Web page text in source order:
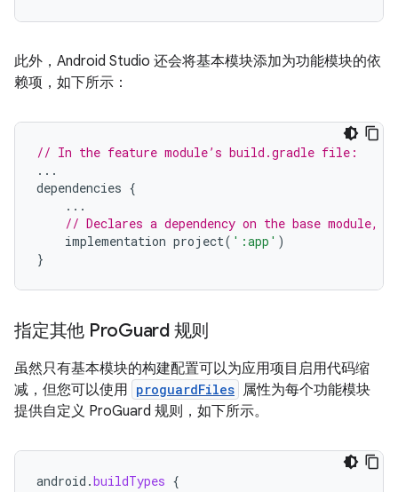
此外，Android Studio 还会将基本模块添加为功能模块的依
赖项，如下所示：
// In the feature module’s build.gradle file:
...
dependencies {
...
// Declares a dependency on the base module,
implementation project( ':app' )
}
指定其他 ProGuard 规则
虽然只有基本模块的构建配置可以为应用项目启用代码缩
减，但您可以使用 proguardFiles 属性为每个功能模块
提供自定义 ProGuard 规则，如下所示。
android .buildTypes {